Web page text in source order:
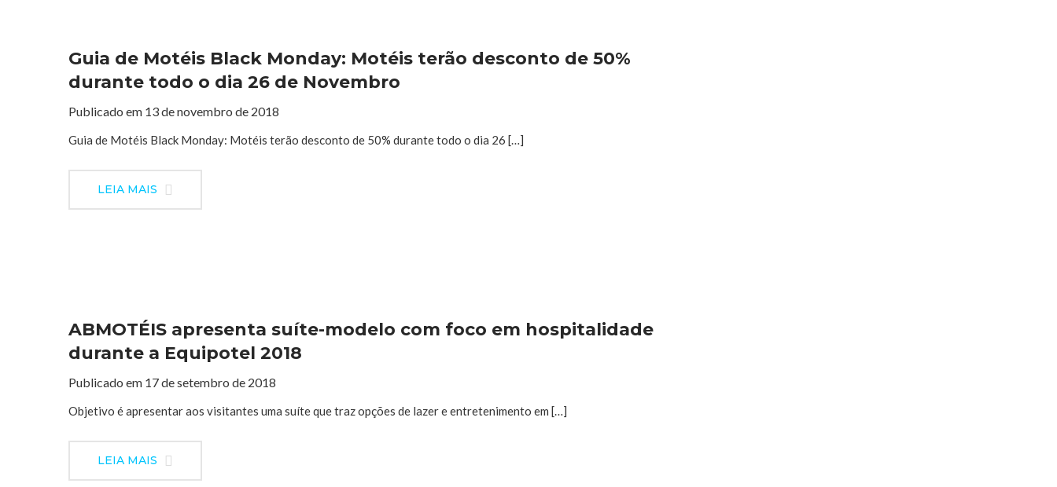
Guia de Motéis Black Monday: Motéis terão desconto de 50%
durante todo o dia 26 de Novembro
Publicado em 13 de novembro de 2018
Guia de Motéis Black Monday: Motéis terão desconto de 50% durante todo o dia 26 […]
LEIA MAIS
ABMOTÉIS apresenta suíte-modelo com foco em hospitalidade
durante a Equipotel 2018
Publicado em 17 de setembro de 2018
Objetivo é apresentar aos visitantes uma suíte que traz opções de lazer e entretenimento em […]
LEIA MAIS